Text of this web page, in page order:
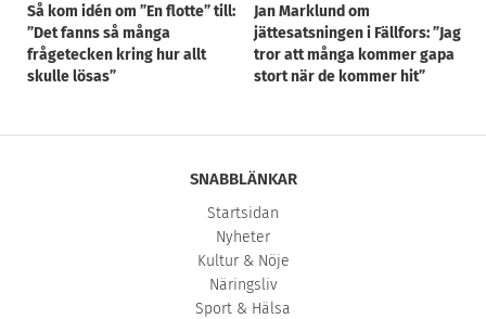
Så kom idén om ”En flotte” till:
”Det fanns så många
frågetecken kring hur allt
skulle lösas”
Jan Marklund om
jättesatsningen i Fällfors: ”Jag
tror att många kommer gapa
stort när de kommer hit”
SNABBLÄNKAR
Startsidan
Nyheter
Kultur & Nöje
Näringsliv
Sport & Hälsa